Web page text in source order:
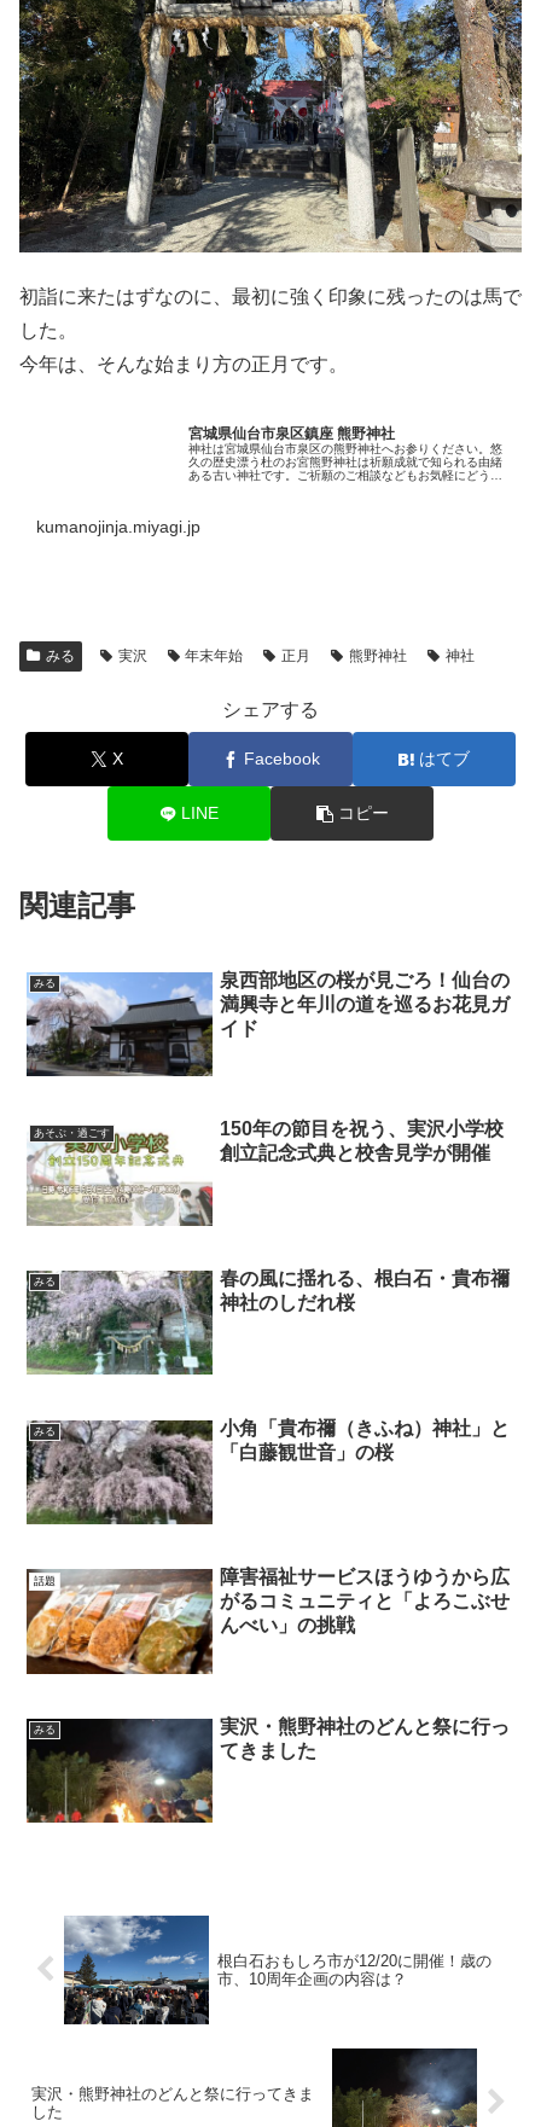
初詣に来たはずなのに、最初に強く印象に残ったのは馬で
した。
今年は、そんな始まり方の正月です。
宮城県仙台市泉区鎮座 熊野神社
神社は宮城県仙台市泉区の熊野神社へお参りください。悠
久の歴史漂う杜のお宮熊野神社は祈願成就で知られる由緒
ある古い神社です。ご祈願のご相談などもお気軽にどう
kumanojinja.miyagi.jp
みる 実沢 年末年始 正月 熊野神社 神社
シェアする
X Facebook はてブ
LINE コピー
関連記事
みる
泉西部地区の桜が見ごろ！仙台の
満興寺と年川の道を巡るお花見ガ
イド
あそぶ・過ごす
150年の節目を祝う、実沢小学校
創立記念式典と校舎見学が開催
みる
春の風に揺れる、根白石・貴布禰
神社のしだれ桜
みる
小角「貴布禰（きふね）神社」と
「白藤観世音」の桜
話題
障害福祉サービスほうゆうから広
がるコミュニティと「よろこぶせ
んべい」の挑戦
みる
実沢・熊野神社のどんと祭に行っ
てきました
根白石おもしろ市が12/20に開催！歳の
市、10周年企画の内容は？
実沢・熊野神社のどんと祭に行ってきま
した